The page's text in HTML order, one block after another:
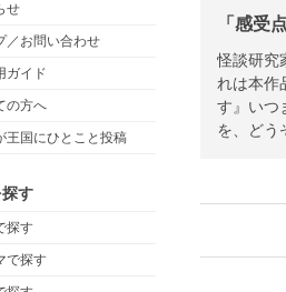
せ
／お問い合わせ
ガイド
の方へ
王国にひとこと投稿
す
探す
で探す
「感受
怪談研究
れは本作
す』いつ
を、どう